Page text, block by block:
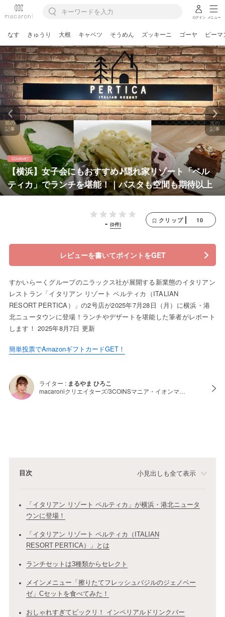
ログイン メニュー
なす きゅうり 大根 キャベツ そうめん ズッキーニ ゴーヤ ピーマ
【横浜】女子会にもおすすめ♪隠れ家リゾート「ペル
ティカ」でランチを堪能！｜パスタも空間も期待以上
前の
記事
次の
記事
- (0件)
クリップ 10
レビューを書いてポイントをGET
すかいらーくグループのニラックス社が展開する新業態のイタリアン
レストラン「イタリアン リゾート ペルティカ（ITALIAN
RESORT PERTICA）」の2号店が2025年7月28日（月）に横浜・港
北ニュータウンに登場！ランチやデザートを堪能した筆者がレポート
します！ 2025年8月7日 更新
簡単投票でAmazonギフトカードGET！
ライター : まるやま ひろこ
macaroniクリエイターズ/3COINSマニア・イオンマ…
目次 小見出しも全て表示
「イタリアン リゾート ペルティカ」が横浜・港北ニュータ
ウンに登場！
「イタリアン リゾート ペルティカ（ITALIAN
RESORT PERTICA）」とは
ランチセットは3種類からセレクト
メインメニュー「擦りたてフレッシュバジルのジェノベー
ゼ」Cセットを食べてみた！
おしゃれすぎてビックリ！ インペリアルドリンクバー